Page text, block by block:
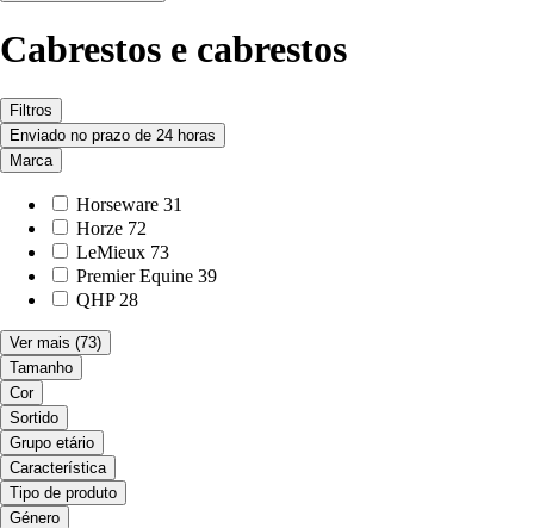
Cabrestos e cabrestos
Filtros
Enviado no prazo de 24 horas
Marca
Horseware 31
Horze 72
LeMieux 73
Premier Equine 39
QHP 28
Ver mais (73)
Tamanho
Cor
Sortido
Grupo etário
Característica
Tipo de produto
Género